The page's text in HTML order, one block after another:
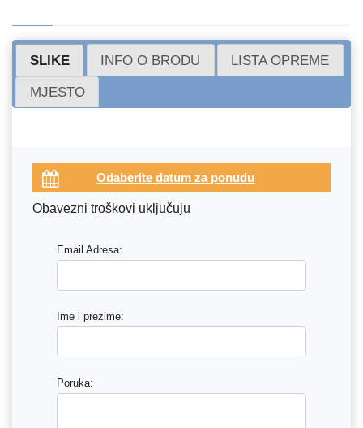
SLIKE INFO O BRODU LISTA OPREME
MJESTO
Obavezni troškovi uključuju
Email Adresa:
Ime i prezime:
Poruka: